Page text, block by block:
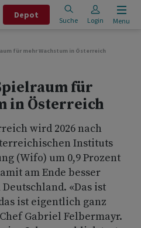
Depot
Suche Login Menu
für mehr Wachstum in Österreich
für
in Österreich
wird 2026 nach
Instituts
(Wifo) um 0,9 Prozent
am Ende besser
«Das ist
ist eigentlich ganz
Gabriel Felbermayr.